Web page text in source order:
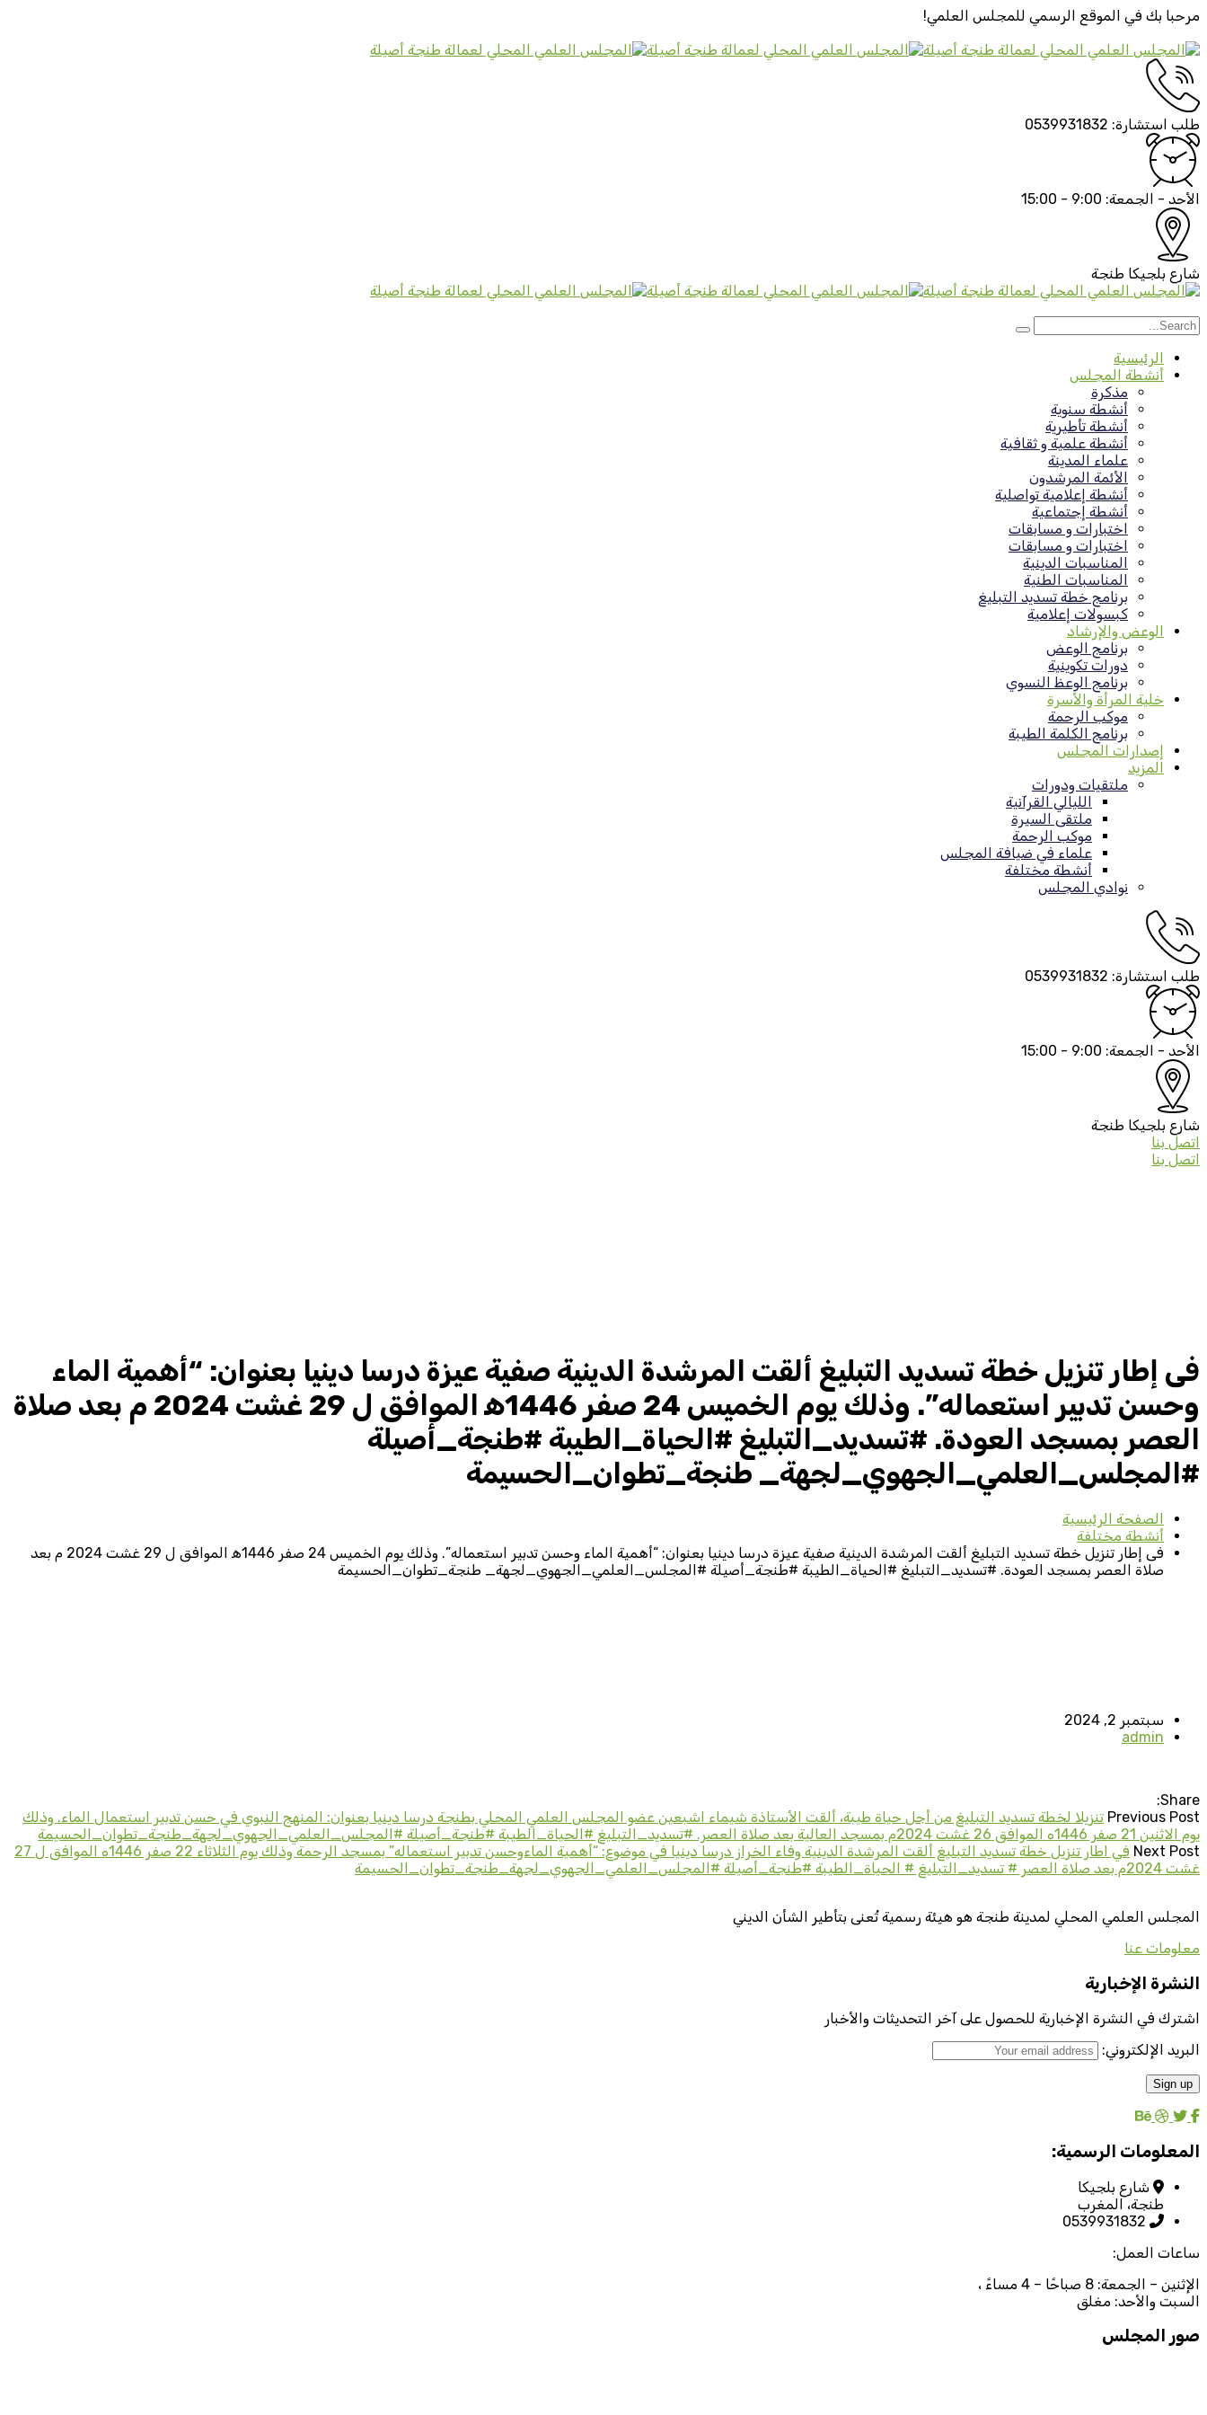
مرحبا بك في الموقع الرسمي للمجلس العلمي!
طلب استشارة: 0539931832
الأحد - الجمعة: 9:00 - 15:00
شارع بلجيكا طنجة
الرئيسية
أنشطة المجلس
مذكرة
أنشطة سنوية
أنشطة تأطيرية
أنشطة علمية و ثقافية
علماء المدينة
الأئمة المرشدون
أنشطة إعلامية تواصلية
أنشطة إجتماعية
اختبارات و مسابقات
اختبارات و مسابقات
المناسبات الدينية
المناسبات الطنية
برنامج خطة تسديد التبليغ
كبسولات إعلامية
الوعض والإرشاد
برنامج الوعض
دورات تكوينية
برنامج الوعظ النسوي
خلية المرأة والأسرة
موكب الرحمة
برنامج الكلمة الطيبة
إصدارات المجلس
المزيد
ملتقيات ودورات
الليالي القرآنية
ملتقى السيرة
موكب الرحمة
علماء في ضيافة المجلس
أنشطة مختلفة
نوادي المجلس
طلب استشارة: 0539931832
الأحد - الجمعة: 9:00 - 15:00
شارع بلجيكا طنجة
اتصل بنا
اتصل بنا
فى إطار تنزيل خطة تسديد التبليغ ألقت المرشدة الدينية صفية عيزة درسا دينيا بعنوان: “أهمية الماء
وحسن تدبير استعماله”. وذلك يوم الخميس 24 صفر 1446ه‍ الموافق ل 29 غشت 2024 م بعد صلاة
العصر بمسجد العودة. #تسديد_التبليغ #الحياة_الطيبة #طنجة_أصيلة
#المجلس_العلمي_الجهوي_لجهة_ طنجة_تطوان_الحسيمة
الصفحة الرئيسية
أنشطة مختلفة
فى إطار تنزيل خطة تسديد التبليغ ألقت المرشدة الدينية صفية عيزة درسا دينيا بعنوان: “أهمية الماء وحسن تدبير استعماله”. وذلك يوم الخميس 24 صفر 1446ه‍ الموافق ل 29 غشت 2024 م بعد
صلاة العصر بمسجد العودة. #تسديد_التبليغ #الحياة_الطيبة #طنجة_أصيلة #المجلس_العلمي_الجهوي_لجهة_ طنجة_تطوان_الحسيمة
سبتمبر 2, 2024
admin
Share:
Previous Post تنزيلا لخطة تسديد التبليغ من أجل حياة طيبة، ألقت الأستاذة شيماء اشبعين عضو المجلس العلمي المحلي بطنجة درسا دينيا بعنوان: المنهج النبوي في حسن تدبير استعمال الماء. وذلك
يوم الاثنين 21 صفر 1446ه الموافق 26 غشت 2024م بمسجد العالية بعد صلاة العصر. #تسديد_التبليغ #الحياة_الطيبة #طنجة_أصيلة #المجلس_العلمي_الجهوي_لجهة_طنجة_تطوان_الحسيمة
Next Post
في اطار تنزيل خطة تسديد التبليغ ألقت المرشدة الدينية وفاء الخراز درسا دينيا في موضوع: “أهمية الماءوحسن تدبير استعماله” بمسجد الرحمة وذلك يوم الثلاثاء 22 صفر 1446ه الموافق ل 27
غشت 2024م بعد صلاة العصر # تسديد_التبليغ # الحياة_الطيبة #طنجة_أصيلة #المجلس_العلمي_الجهوي_لجهة_طنجة_تطوان_الحسيمة
المجلس العلمي المحلي لمدينة طنجة هو هيئة رسمية تُعنى بتأطير الشأن الديني
معلومات عنا
النشرة الإخبارية
اشترك في النشرة الإخبارية للحصول على آخر التحديثات والأخبار
البريد الإلكتروني:
المعلومات الرسمية:
شارع بلجيكا
طنجة، المغرب
0539931832
ساعات العمل:
الإثنين – الجمعة: 8 صباحًا – 4 مساءً ،
السبت والأحد: مغلق
صور المجلس